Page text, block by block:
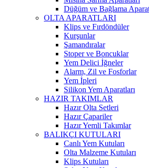
Düğüm ve Bağlama
OLTA APARATLARI
Klips ve Fırdöndüler
Kurşunlar
Şamandıralar
Stoper ve Boncuklar
Yem Delici İğneler
Alarm, Zil ve Fosforlar
Yem İpleri
Silikon Yem Aparatları
HAZIR TAKIMLAR
Hazır Olta Setleri
Hazır Çapariler
Hazır Yemli Takımlar
BALIKÇI KUTULARI
Canlı Yem Kutuları
Olta Malzeme Kutuları
Klips Kutuları